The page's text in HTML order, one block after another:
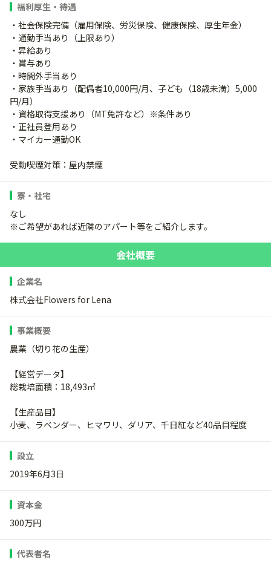
福利厚生・待遇
・社会保険完備（雇用保険、労災保険、健康保険、厚生年金）
・通勤手当あり（上限あり）
・昇給あり
・賞与あり
・時間外手当あり
・家族手当あり（配偶者10,000円/月、子ども（18歳未満）5,000
円/月）
・資格取得支援あり（MT免許など）※条件あり
・正社員登用あり
・マイカー通勤OK
受動喫煙対策：屋内禁煙
寮・社宅
なし
※ご希望があれば近隣のアパート等をご紹介します。
会社概要
企業名
株式会社Flowers for Lena
事業概要
農業（切り花の生産）
【経営データ】
総栽培面積：18,493㎡
【生産品目】
小麦、ラベンダー、ヒマワリ、ダリア、千日紅など40品目程度
設立
2019年6月3日
資本金
300万円
代表者名